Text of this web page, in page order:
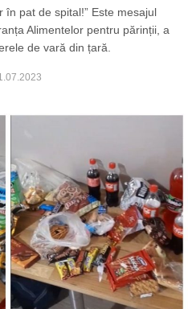
în pat de spital!” Este mesajul
Alimentelor pentru părinții, a
de vară din țară.